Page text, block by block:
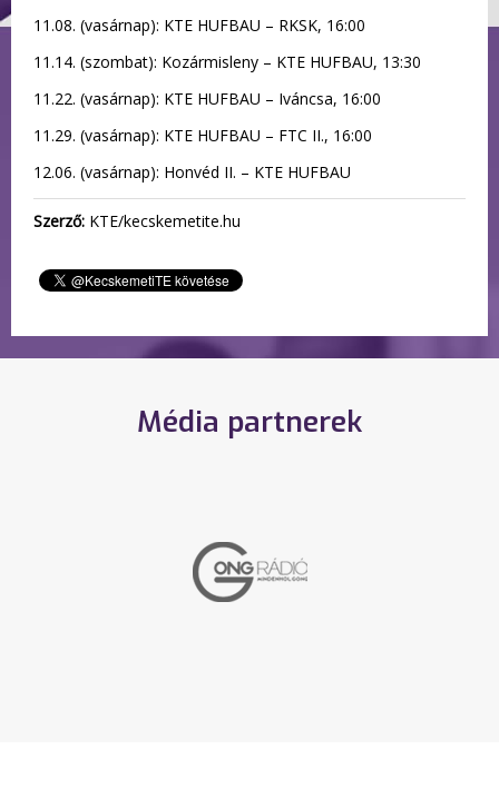
11.08. (vasárnap): KTE HUFBAU – RKSK, 16:00
11.14. (szombat): Kozármisleny – KTE HUFBAU, 13:30
11.22. (vasárnap): KTE HUFBAU – Iváncsa, 16:00
11.29. (vasárnap): KTE HUFBAU – FTC II., 16:00
12.06. (vasárnap): Honvéd II. – KTE HUFBAU
Szerző: KTE/kecskemetite.hu
Média partnerek